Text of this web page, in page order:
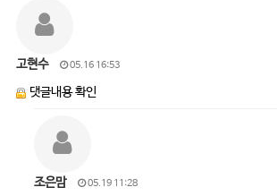
고현수 05.16 16:53
댓글내용 확인
조은맘 05.19 11:28